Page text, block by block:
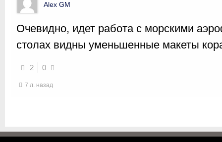
Alex GM
Очевидно, идет работа с морскими
столах видны уменьшенные макеты
2 0
7 л. назад